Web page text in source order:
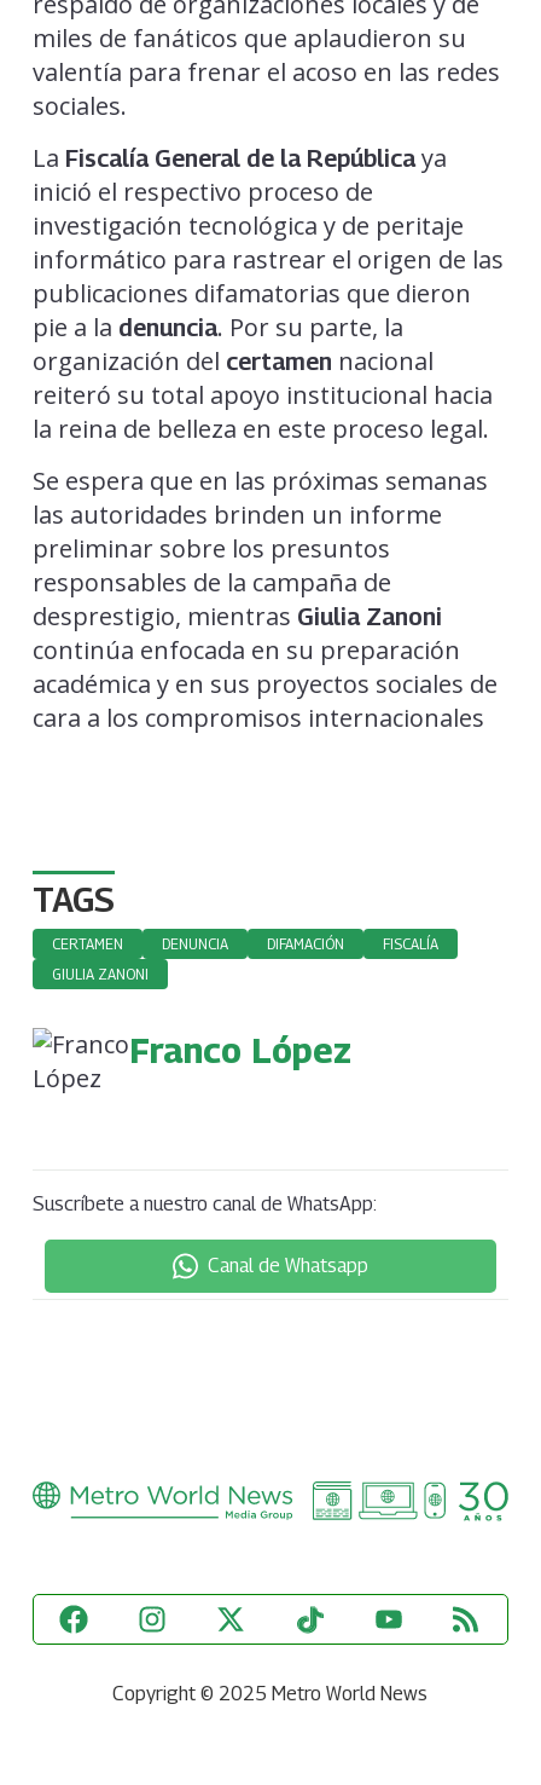
miles de fanáticos que aplaudieron su
valentía para frenar el acoso en las redes
sociales.
La Fiscalía General de la Repúblicaya
inició el respectivo proceso de
investigación tecnológica y de peritaje
informático para rastrear el origen de las
publicaciones difamatorias que dieron
pie a la denuncia. Por su parte, la
organización del certamen nacional
reiteró su total apoyo institucional hacia
la reina de belleza en este proceso legal.
Se espera que en las próximas semanas
las autoridades brinden un informe
preliminar sobre los presuntos
responsables de la campaña de
desprestigio, mientras Giulia Zanoni
continúa enfocada en su preparación
académica y en sus proyectos sociales de
cara a los compromisos internacionales
TAGS
CERTAMEN DENUNCIA DIFAMACIÓN
FISCALÍA
GIULIA ZANONI
Franco López
Suscríbete a nuestro canal de WhatsApp:
Canal de Whatsapp
Copyright © 2025 Metro World News